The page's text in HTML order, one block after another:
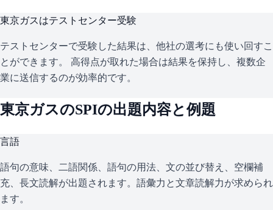
東京ガスはテストセンター受験
テストセンターで受験した結果は、他社の選考にも使い回すこ
とができます。 高得点が取れた場合は結果を保持し、複数企
業に送信するのが効率的です。
東京ガスのSPIの出題内容と例題
言語
語句の意味、二語関係、語句の用法、文の並び替え、空欄補
充、長文読解が出題されます。語彙力と文章読解力が求められ
ます。